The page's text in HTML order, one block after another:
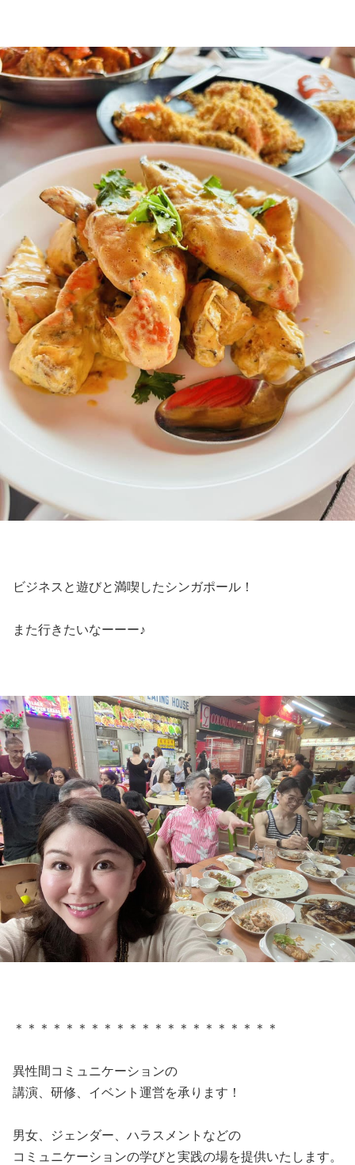
ビジネスと遊びと満喫したシンガポール！
また行きたいなーーー♪
＊＊＊＊＊＊＊＊＊＊＊＊＊＊＊＊＊＊＊＊＊
異性間コミュニケーションの
講演、研修、イベント運営を承ります！
男女、ジェンダー、ハラスメントなどの
コミュニケーションの学びと実践の場を提供いたします。